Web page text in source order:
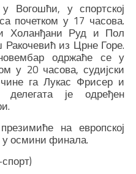
Вогошћи, у спортској
почетком у 17 часова.
Холанђани Руд и Пол
Ракочевић из Црне Горе.
одржаће се у
у 20 часова, судијски
га Лукас Фрисер и
је одређен
на европској
у осмини финала.